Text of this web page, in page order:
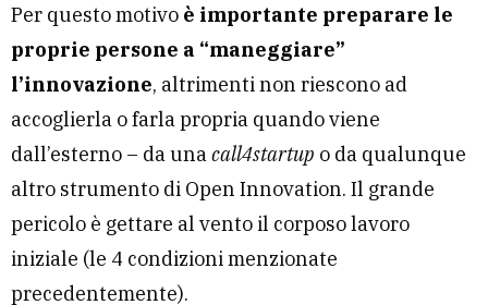
Per questo motivo è importante preparare le
proprie persone a “maneggiare”
l’innovazione, altrimenti non riescono ad
accoglierla o farla propria quando viene
dall’esterno – da unacall4startup o da qualunque
altro strumento di Open Innovation. Il grande
pericolo è gettare al vento il corposo lavoro
iniziale (le 4 condizioni menzionate
precedentemente).